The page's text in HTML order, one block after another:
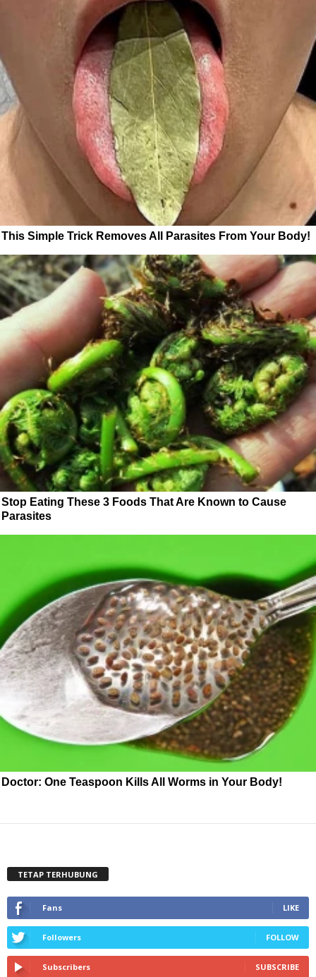
This Simple Trick Removes All Parasites From Your Body!
Stop Eating These 3 Foods That Are Known to Cause
Parasites
Doctor: One Teaspoon Kills All Worms in Your Body!
TETAP TERHUBUNG
Fans LIKE
Followers FOLLOW
Subscribers SUBSCRIBE